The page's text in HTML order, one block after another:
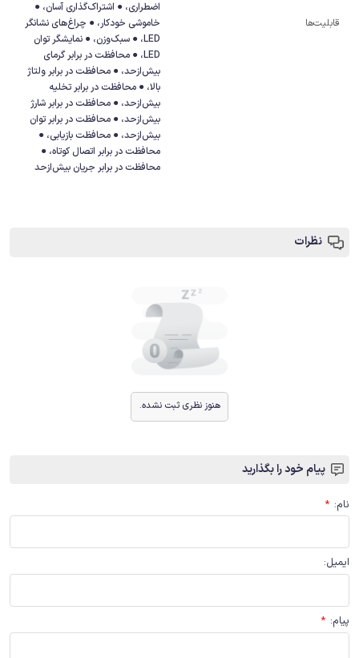
قابلیت‌ها
محافظت در برابر جریان بیش‌ازحد
نظرات
هنوز نظری ثبت نشده.
پیام خود را بگذارید
نام:
*
ایمیل:
پیام:
*